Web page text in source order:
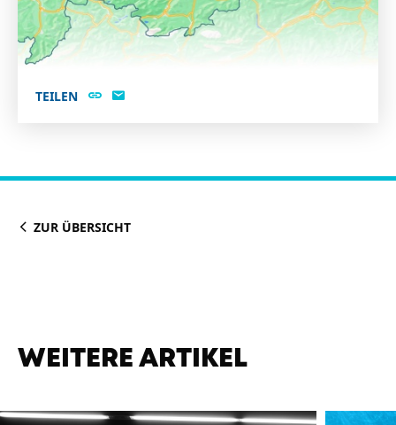
TEILEN
ZUR ÜBERSICHT
WEITERE ARTIKEL